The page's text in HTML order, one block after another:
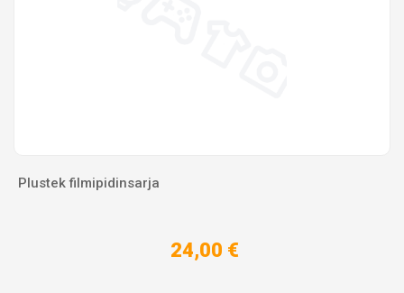
Plustek filmipidinsarja
24,00 €